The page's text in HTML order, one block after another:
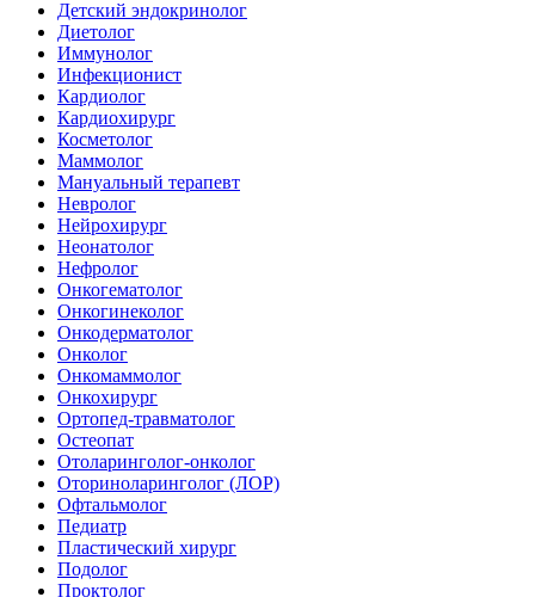
Детский эндокринолог
Диетолог
Иммунолог
Инфекционист
Кардиолог
Кардиохирург
Косметолог
Маммолог
Мануальный терапевт
Невролог
Нейрохирург
Неонатолог
Нефролог
Онкогематолог
Онкогинеколог
Онкодерматолог
Онколог
Онкомаммолог
Онкохирург
Ортопед-травматолог
Остеопат
Отоларинголог-онколог
Оториноларинголог (ЛОР)
Офтальмолог
Педиатр
Пластический хирург
Подолог
Проктолог